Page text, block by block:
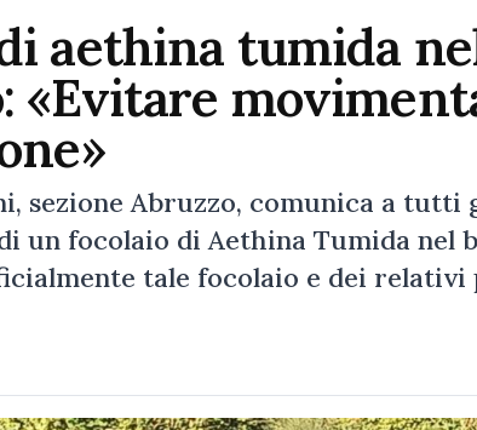
aethina tumida
«Evitare
sezione Abruzzo, comunica a tutti
un focolaio di Aethina Tumida nel
tale focolaio e dei